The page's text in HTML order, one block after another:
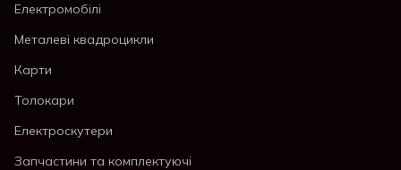
Електромобілі
Металеві квадроцикли
Карти
Толокари
Електроскутери
Запчастини та комплектуючі